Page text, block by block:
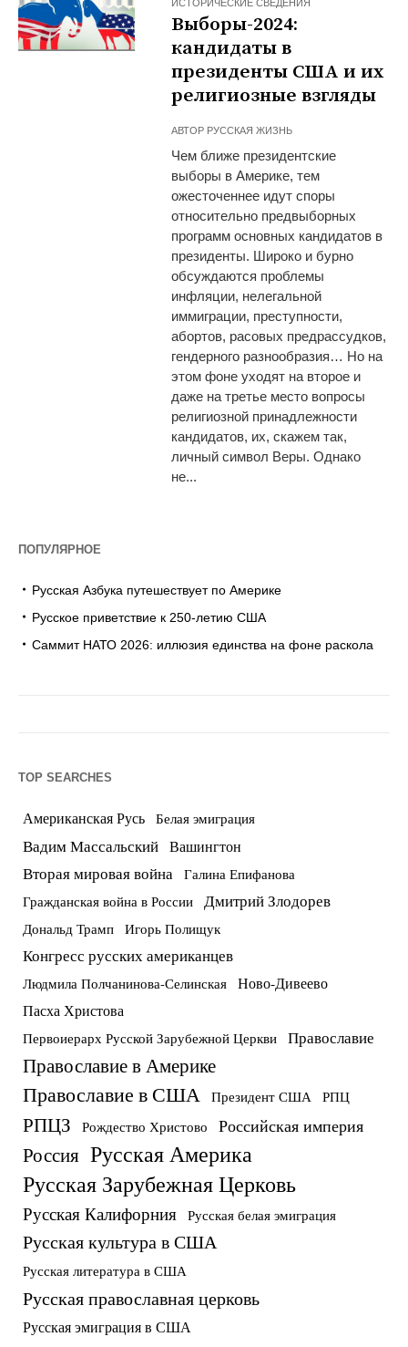
ИСТОРИЧЕСКИЕ СВЕДЕНИЯ
Выборы-2024:
кандидаты в
президенты США и их
религиозные взгляды
АВТОР РУССКАЯ ЖИЗНЬ
Чем ближе президентские
выборы в Америке, тем
ожесточеннее идут споры
относительно предвыборных
программ основных кандидатов в
президенты. Широко и бурно
обсуждаются проблемы
инфляции, нелегальной
иммиграции, преступности,
абортов, расовых предрассудков,
гендерного разнообразия… Но на
этом фоне уходят на второе и
даже на третье место вопросы
религиозной принадлежности
кандидатов, их, скажем так,
личный символ Веры. Однако
не...
ПОПУЛЯРНОЕ
Русская Азбука путешествует по Америке
Русское приветствие к 250-летию США
Саммит НАТО 2026: иллюзия единства на фоне раскола
TOP SEARCHES
Американская Русь Белая эмиграция
Вадим Массальский Вашингтон
Вторая мировая война Галина Епифанова
Гражданская война в России Дмитрий Злодорев
Дональд Трамп Игорь Полищук
Конгресс русских американцев
Людмила Полчанинова-Селинская Ново-Дивеево
Пасха Христова
Первоиерарх Русской Зарубежной Церкви Православие
Православие в Америке
Православие в США Президент США РПЦ
РПЦЗ Рождество Христово Российская империя
Россия Русская Америка
Русская Зарубежная Церковь
Русская Калифорния Русская белая эмиграция
Русская культура в США
Русская литература в США
Русская православная церковь
Русская эмиграция в США